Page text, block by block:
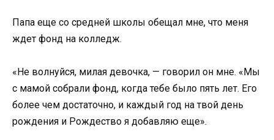
Папа еще со средней школы обещал мне, что меня
ждет фонд на колледж.
«Не волнуйся, милая девочка, — говорил он мне. «Мы
с мамой собрали фонд, когда тебе было пять лет. Его
более чем достаточно, и каждый год на твой день
рождения и Рождество я добавляю еще».